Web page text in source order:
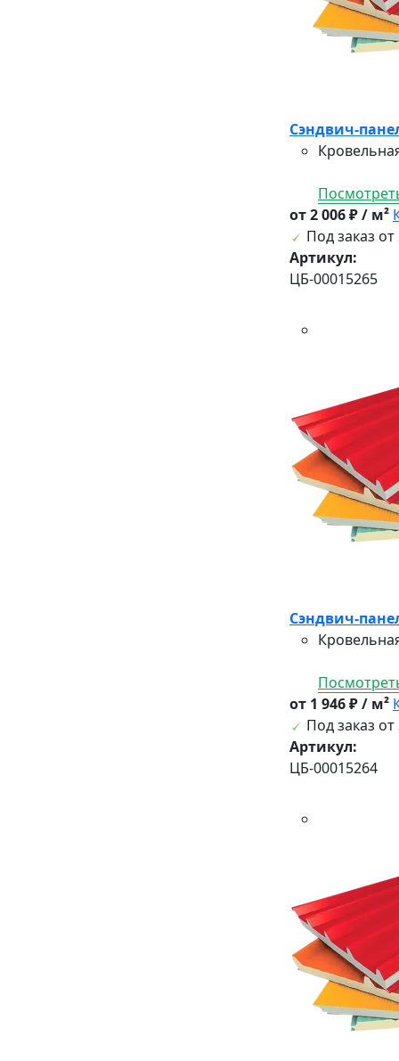
Сэндвич-
от 2 006 ₽ / м²
Под заказ от
Артикул:
ЦБ-00015265
Сэндвич-
от 1 946 ₽ / м²
Под заказ от
Артикул:
ЦБ-00015264